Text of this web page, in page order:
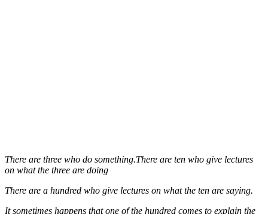
There are three who do something.There are ten who give lectures
on what the three are doing
There are a hundred who give lectures on what the ten are saying.
It sometimes happens that one of the hundred comes to explain the